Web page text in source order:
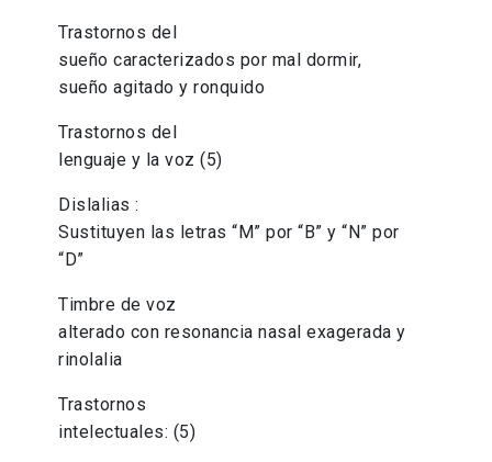
Trastornos del
sueño caracterizados por mal dormir,
sueño agitado y ronquido
Trastornos del
lenguaje y la voz (5)
Dislalias :
Sustituyen las letras “M” por “B” y “N” por
“D”
Timbre de voz
alterado con resonancia nasal exagerada y
rinolalia
Trastornos
intelectuales: (5)